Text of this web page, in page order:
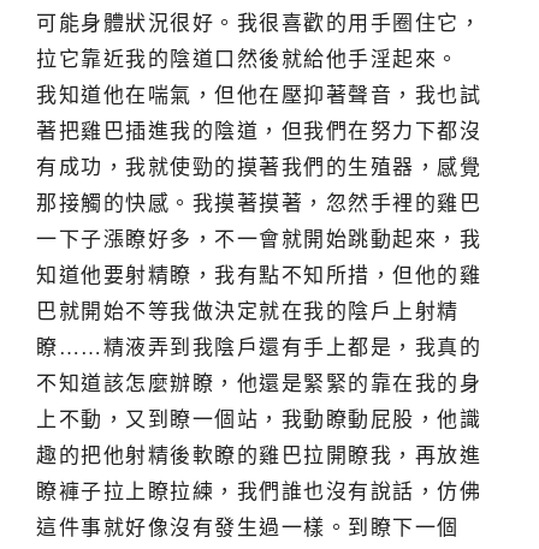
可能身體狀況很好。我很喜歡的用手圈住它，
拉它靠近我的陰道口然後就給他手淫起來。
我知道他在喘氣，但他在壓抑著聲音，我也試
著把雞巴插進我的陰道，但我們在努力下都沒
有成功，我就使勁的摸著我們的生殖器，感覺
那接觸的快感。我摸著摸著，忽然手裡的雞巴
一下子漲瞭好多，不一會就開始跳動起來，我
知道他要射精瞭，我有點不知所措，但他的雞
巴就開始不等我做決定就在我的陰戶上射精
瞭……精液弄到我陰戶還有手上都是，我真的
不知道該怎麼辦瞭，他還是緊緊的靠在我的身
上不動，又到瞭一個站，我動瞭動屁股，他識
趣的把他射精後軟瞭的雞巴拉開瞭我，再放進
瞭褲子拉上瞭拉練，我們誰也沒有說話，仿佛
這件事就好像沒有發生過一樣。到瞭下一個